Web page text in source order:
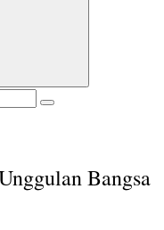
Bangsa